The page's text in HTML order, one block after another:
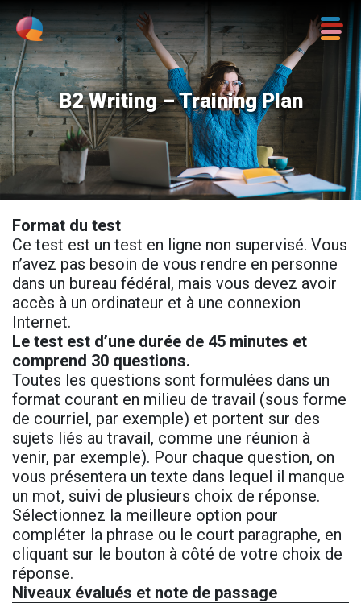
B2 Writing – Training Plan
Format du test
Ce test est un test en ligne non supervisé. Vous
n’avez pas besoin de vous rendre en personne
dans un bureau fédéral, mais vous devez avoir
accès à un ordinateur et à une connexion
Internet.
Le test est d’une durée de 45 minutes et
comprend 30 questions.
Toutes les questions sont formulées dans un
format courant en milieu de travail (sous forme
de courriel, par exemple) et portent sur des
sujets liés au travail, comme une réunion à
venir, par exemple). Pour chaque question, on
vous présentera un texte dans lequel il manque
un mot, suivi de plusieurs choix de réponse.
Sélectionnez la meilleure option pour
compléter la phrase ou le court paragraphe, en
cliquant sur le bouton à côté de votre choix de
réponse.
Niveaux évalués et note de passage